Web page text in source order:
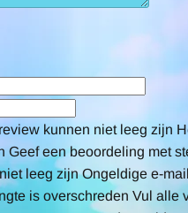
kunnen niet leeg zijn
Geef een beoordeling met
leeg zijn Ongeldige e-mail
is overschreden Vul alle